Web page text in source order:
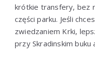
krótkie transfery, bez
części parku. Jeśli
zwiedzaniem Krki,
przy Skradinskim buku